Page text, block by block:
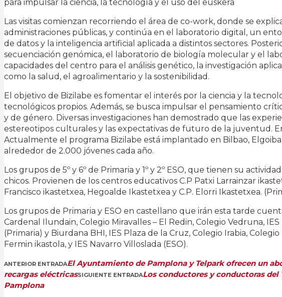
para impulsar la ciencia, la tecnología y el uso del euskera
Las visitas comienzan recorriendo el área de co-work, donde se
administraciones públicas, y continúa en el laboratorio digital, un
de datos y la inteligencia artificial aplicada a distintos sectores.
secuenciación genómica, el laboratorio de biología molecular y el
capacidades del centro para el análisis genético, la investigación
como la salud, el agroalimentario y la sostenibilidad.
El objetivo de Bizilabe es fomentar el interés por la ciencia y la
tecnológicos propios. Además, se busca impulsar el pensamiento
y de género. Diversas investigaciones han demostrado que las
estereotipos culturales y las expectativas de futuro de la juventud.
Actualmente el programa Bizilabe está implantado en Bilbao,
alrededor de 2.000 jóvenes cada año.
Los grupos de 5º y 6º de Primaria y 1º y 2º ESO, que tienen su
chicos. Provienen de los centros educativos C.P Patxi Larrainzar
Francisco ikastetxea, Hegoalde Ikastetxea y C.P. Elorri Ikastetxea.
Los grupos de Primaria y ESO en castellano que irán esta tarde
Cardenal Ilundain, Colegio Miravalles – El Redin, Colegio Vedruna,
(Primaria) y Biurdana BHI, IES Plaza de la Cruz, Colegio Irabia,
Fermin ikastola, y IES Navarro Villoslada (ESO).
ANTERIOR ENTRADAEl Ayuntamiento de Pamplona y Telpark ofrecen un
recargas eléctricasSIGUIENTE ENTRADALos conductores y conductoras
Pamplona